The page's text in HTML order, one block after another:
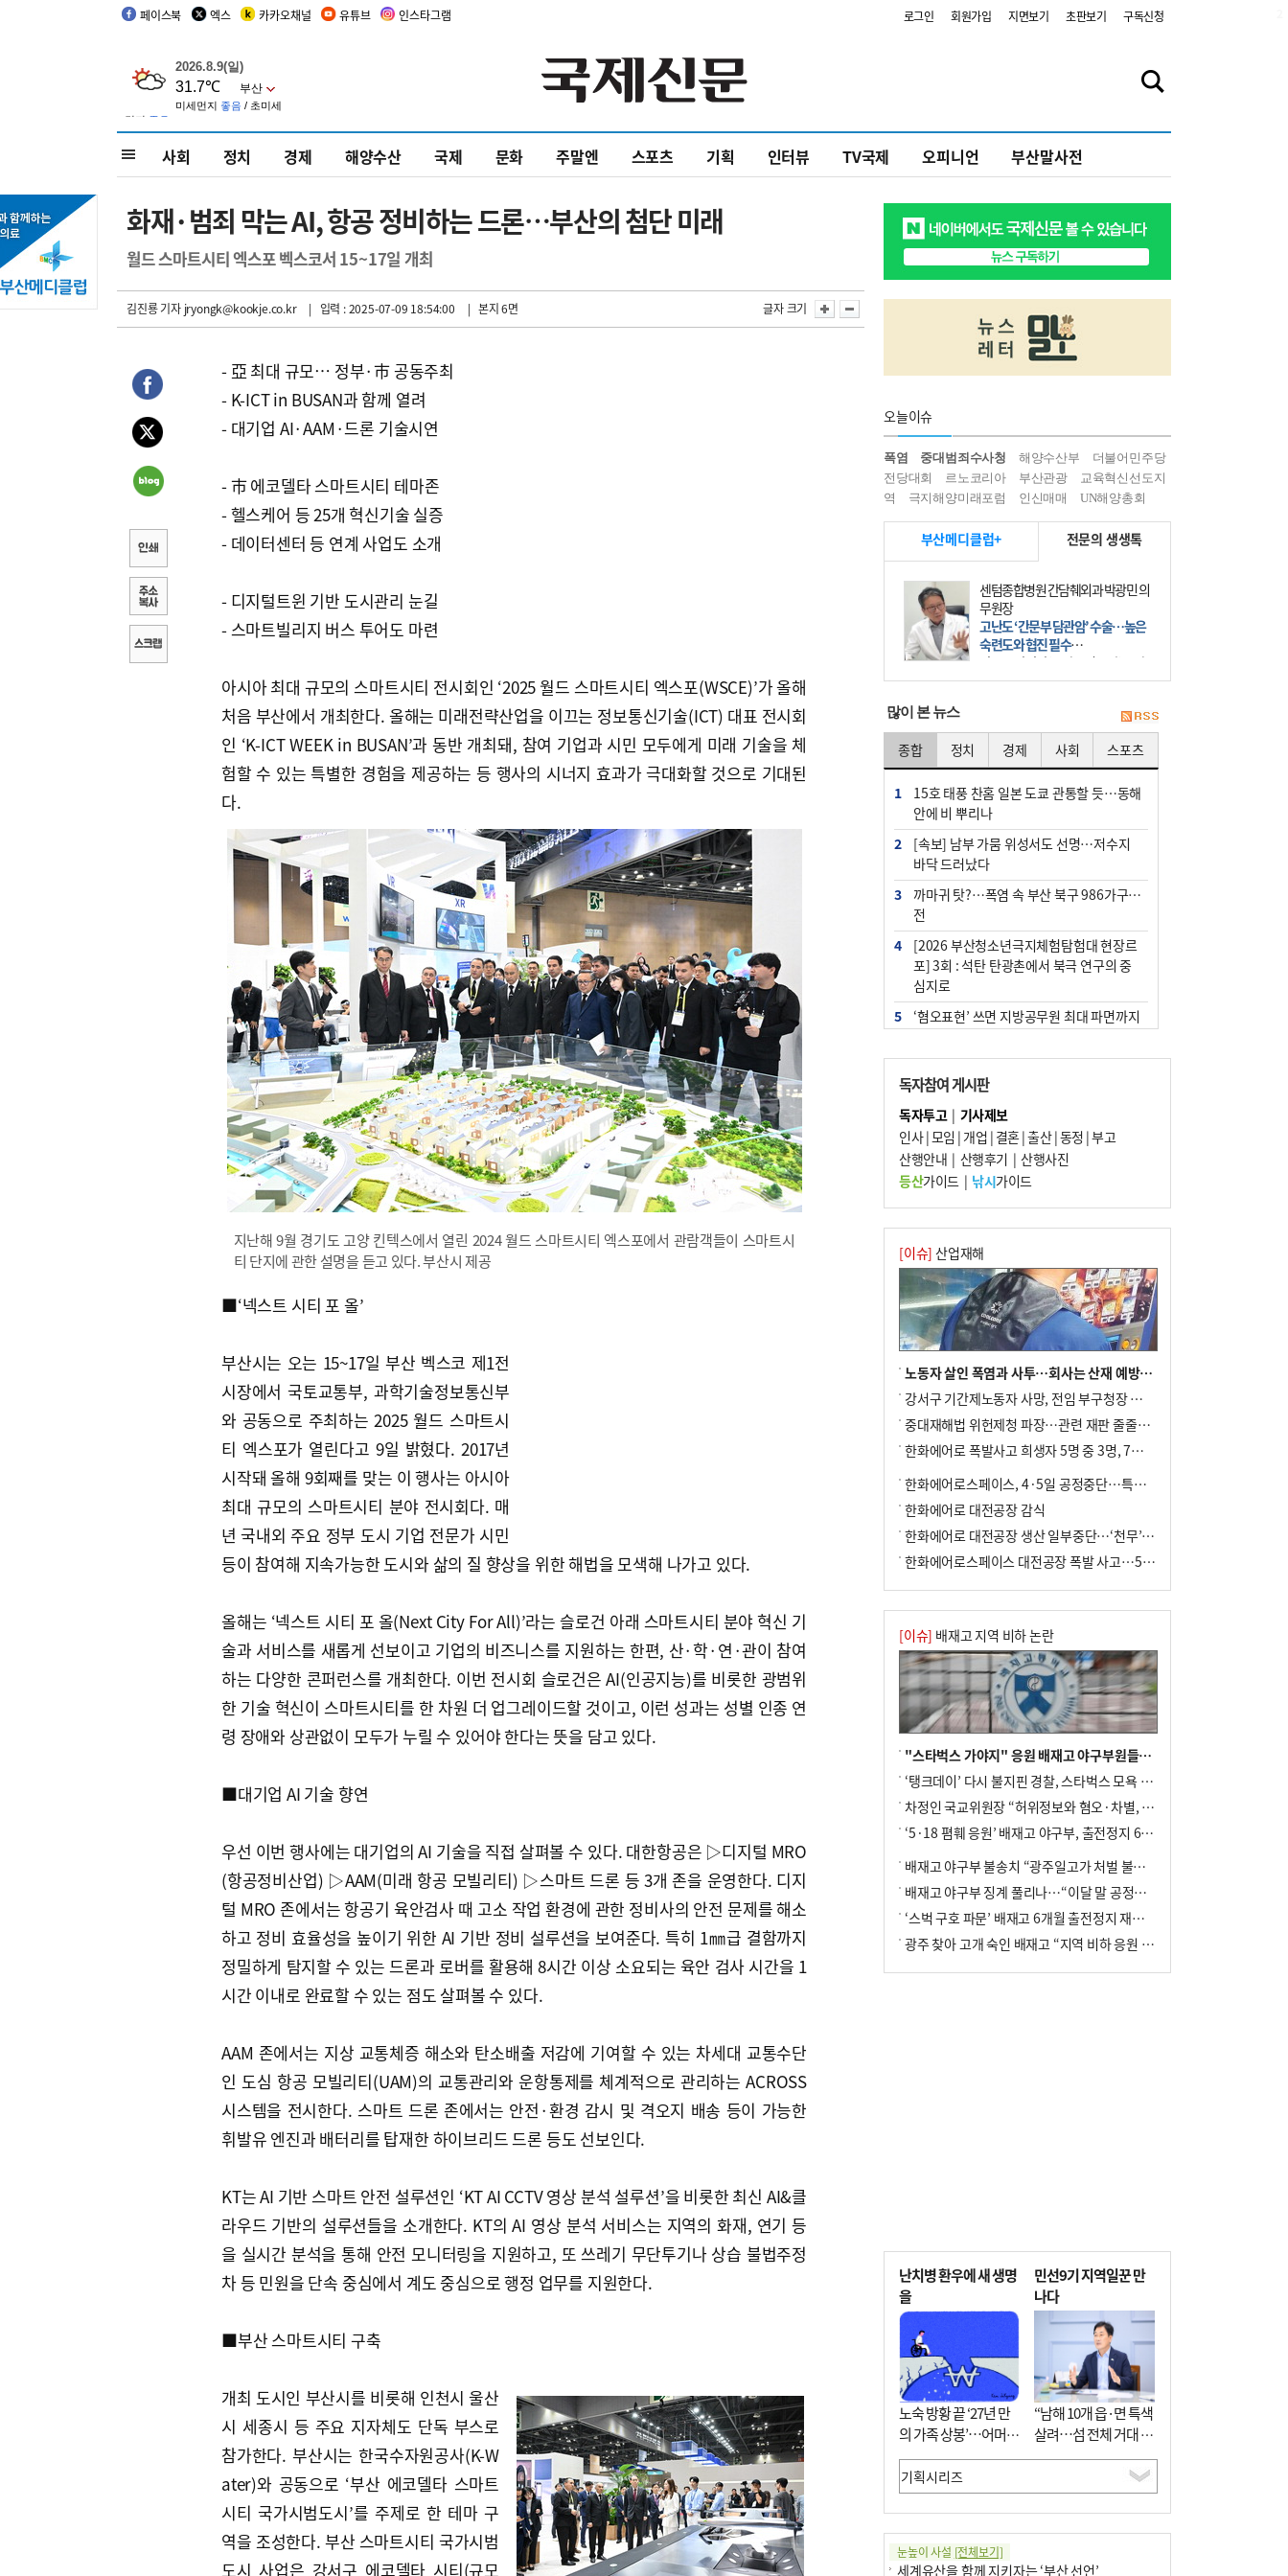
페이스북 엑스 카카오채널 유튜브 인스타그램 로그인 회원가입 지면보기 초판보기 구독신청
사회 정치 경제 해양수산 국제 문화 주말엔 스포츠 기획 인터뷰 TV국제 오피니언 부산말사전
화재·범죄 막는 AI, 항공 정비하는 드론…부산의 첨단 미래
월드 스마트시티 엑스포 벡스코서 15~17일 개최
김진룡 기자jryongk@kookje.co.kr | 입력 : 2025-07-09 18:54:00 | 본지 6면 글자 크기
- 亞 최대 규모… 정부·市 공동주최
- K-ICT in BUSAN과 함께 열려
- 대기업 AI·AAM·드론 기술시연
- 市 에코델타 스마트시티 테마존
- 헬스케어 등 25개 혁신기술 실증
- 데이터센터 등 연계 사업도 소개
- 디지털트윈 기반 도시관리 눈길
- 스마트빌리지 버스 투어도 마련
아시아 최대 규모의 스마트시티 전시회인 ‘2025 월드 스마트시티 엑스포(WSCE)’가 올해
처음 부산에서 개최한다. 올해는 미래전략산업을 이끄는 정보통신기술(ICT) 대표 전시회
인 ‘K-ICT WEEK in BUSAN’과 동반 개최돼, 참여 기업과 시민 모두에게 미래 기술을 체
험할 수 있는 특별한 경험을 제공하는 등 행사의 시너지 효과가 극대화할 것으로 기대된
다.
지난해 9월 경기도 고양 킨텍스에서 열린 2024 월드 스마트시티 엑스포에서 관람객들이 스마트시
티 단지에 관한 설명을 듣고 있다. 부산시 제공
■‘넥스트 시티 포 올’
부산시는 오는 15~17일 부산 벡스코 제1전
시장에서 국토교통부, 과학기술정보통신부
와 공동으로 주최하는 2025 월드 스마트시
티 엑스포가 열린다고 9일 밝혔다. 2017년
시작돼 올해 9회째를 맞는 이 행사는 아시아
최대 규모의 스마트시티 분야 전시회다. 매
년 국내외 주요 정부 도시 기업 전문가 시민
등이 참여해 지속가능한 도시와 삶의 질 향상을 위한 해법을 모색해 나가고 있다.
올해는 ‘넥스트 시티 포 올(Next City For All)’라는 슬로건 아래 스마트시티 분야 혁신 기
술과 서비스를 새롭게 선보이고 기업의 비즈니스를 지원하는 한편, 산·학·연·관이 참여
하는 다양한 콘퍼런스를 개최한다. 이번 전시회 슬로건은 AI(인공지능)를 비롯한 광범위
한 기술 혁신이 스마트시티를 한 차원 더 업그레이드할 것이고, 이런 성과는 성별 인종 연
령 장애와 상관없이 모두가 누릴 수 있어야 한다는 뜻을 담고 있다.
■대기업 AI 기술 향연
우선 이번 행사에는 대기업의 AI 기술을 직접 살펴볼 수 있다. 대한항공은 ▷디지털 MRO
(항공정비산업) ▷AAM(미래 항공 모빌리티) ▷스마트 드론 등 3개 존을 운영한다. 디지
털 MRO 존에서는 항공기 육안검사 때 고소 작업 환경에 관한 정비사의 안전 문제를 해소
하고 정비 효율성을 높이기 위한 AI 기반 정비 설루션을 보여준다. 특히 1㎜급 결함까지
정밀하게 탐지할 수 있는 드론과 로버를 활용해 8시간 이상 소요되는 육안 검사 시간을 1
시간 이내로 완료할 수 있는 점도 살펴볼 수 있다.
AAM 존에서는 지상 교통체증 해소와 탄소배출 저감에 기여할 수 있는 차세대 교통수단
인 도심 항공 모빌리티(UAM)의 교통관리와 운항통제를 체계적으로 관리하는 ACROSS
시스템을 전시한다. 스마트 드론 존에서는 안전·환경 감시 및 격오지 배송 등이 가능한
휘발유 엔진과 배터리를 탑재한 하이브리드 드론 등도 선보인다.
KT는 AI 기반 스마트 안전 설루션인 ‘KT AI CCTV 영상 분석 설루션’을 비롯한 최신 AI&클
라우드 기반의 설루션들을 소개한다. KT의 AI 영상 분석 서비스는 지역의 화재, 연기 등
을 실시간 분석을 통해 안전 모니터링을 지원하고, 또 쓰레기 무단투기나 상습 불법주정
차 등 민원을 단속 중심에서 계도 중심으로 행정 업무를 지원한다.
■부산 스마트시티 구축
개최 도시인 부산시를 비롯해 인천시 울산
시 세종시 등 주요 지자체도 단독 부스로
참가한다. 부산시는 한국수자원공사(K-W
ater)와 공동으로 ‘부산 에코델타 스마트
시티 국가시범도시’를 주제로 한 테마 구
역을 조성한다. 부산 스마트시티 국가시범
도시 사업은 강서구 에코델타 시티(규모
오늘이슈
폭염 중대범죄수사청 해양수산부
더불어민주당
전당대회
르노코리아 부산관광
교육혁신선도지
역
극지해양미래포럼 인신매매 UN해양총회
부산메디클럽+ 전문의 생생톡
센텀종합병원 간담췌외과 박광민 의
무원장
고난도 ‘간문부 담관암’ 수술…높은
숙련도와 협진 필수
간문부 담관암(클라츠킨 종양)은 좌
우 간에서 나오는, 담관(담즙 배출 경
部)’에 생기는 악성 종양이다. 간동맥
문맥 림프절 담
많이 본 뉴스
종합 정치 경제 사회 스포츠
1
15호 태풍 찬홈 일본 도쿄 관통할 듯…동해
안에 비 뿌리나
2
[속보] 남부 가뭄 위성서도 선명…저수지
바닥 드러났다
3
까마귀 탓?…폭염 속 부산 북구 986가구 정
전
4
[2026 부산청소년극지체험탐험대 현장르
포] 3회 : 석탄 탄광촌에서 북극 연구의 중
심지로
5
‘혐오표현’ 쓰면 지방공무원 최대 파면까지
48개 시군 가뭄
7
이임생, 홍명보 선임 독단적 결정 아냐…면
담 메모 제출
8
부산·울산·경남 폭염 속 소나기·비…무더
위는 지속
10 홈플 사태에 2분기 대형마트 판매 9.4%
↓…백화점은 14.8%↑
독자참여 게시판
독자투고| 기사제보
인사|모임 | 개업 | 결혼|출산|동정 |부고
산행안내 | 산행후기 | 산행사진
등산가이드| 낚시가이드
[이슈] 산업재해
노동자 살인 폭염과 사투…회사는 산재 예방·전기료 절감 전력
강서구 기간제노동자 사망, 전임 부구청장 檢 송치
중대재해법 위헌제청 파장…관련 재판 줄줄이 브레이크
한화에어로 폭발사고 희생자 5명 중 3명, 7일 영면
한화에어로스페이스, 4·5일 공정중단…특별 안전점검
한화에어로 대전공장 감식
한화에어로 대전공장 생산 일부중단…‘천무’ 수출 비상
한화에어로스페이스 대전공장 폭발 사고…5명 사망·2명 부상(종합)
[이슈] 배재고 지역 비하 논란
"스타벅스 가야지" 응원 배재고 야구부원들, 학교서 징계 처분
‘탱크데이’ 다시 불지핀 경찰, 스타벅스 모욕 혐의 압수수색
차정인 국교위원장 “허위정보와 혐오·차별, 학교 교실까지 유입"
‘5·18 폄훼 응원’ 배재고 야구부, 출전정지 6개월→1개월 감경
배재고 야구부 불송치 “광주일고가 처벌 불원 의사 표해”
배재고 야구부 징계 풀리나…“이달 말 공정위서 재심의”
‘스벅 구호 파문’ 배재고 6개월 출전정지 재심 신청키로
광주 찾아 고개 숙인 배재고 “지역 비하 응원 잘못”(종합)
난치병 환우에 새 생명
을
노숙 방황 끝 ‘27년 만
의 가족 상봉’…어머니
와 행복 꿈꿔
민선9기 지역일꾼 만
나다
“남해 10개 읍·면 특색
살려…섬 전체 거대 정
원으로 조성”
눈높이 사설 [전체보기]
세계유산을 함께 지키자는 ‘부산 선언’